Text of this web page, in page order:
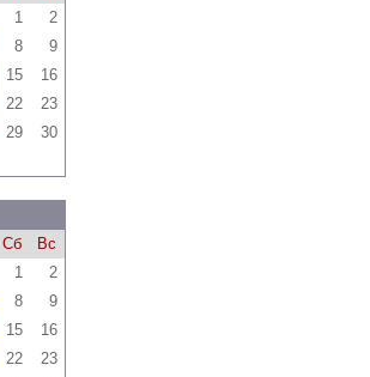
1
2
8
9
15
16
22
23
29 30
Сб
Вс
1
2
8
9
15
16
22
23